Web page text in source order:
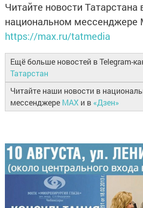
Читайте новости Татарстана
национальном мессенджере
https://max.ru/tatmedia
Ещё больше новостей в Telegram-
Татарстан
Читайте наши новости в
мессенджере MAX и в «Дзен»